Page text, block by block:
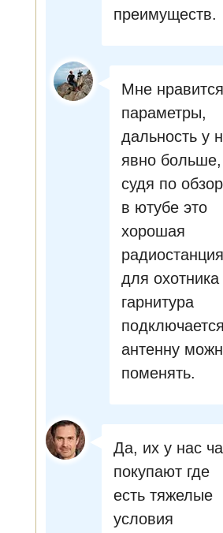
преимуществ.
Мне
параметры,
дальность у
явно больше,
судя по
в ютубе это
хорошая
радиостанция
для охотника
гарнитура
антенну
поменять.
Да, их у нас
покупают где
есть тяжелые
условия